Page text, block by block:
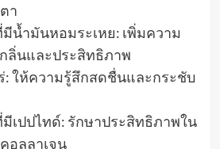
า
ำมันหอมระเหย: เพิ่มความ
ลิ่นและประสิทธิภาพ
: ให้ความรู้สึกสดชื่นและกระชับ
ปปไทด์: รักษาประสิทธิภาพใน
อลลาเจน